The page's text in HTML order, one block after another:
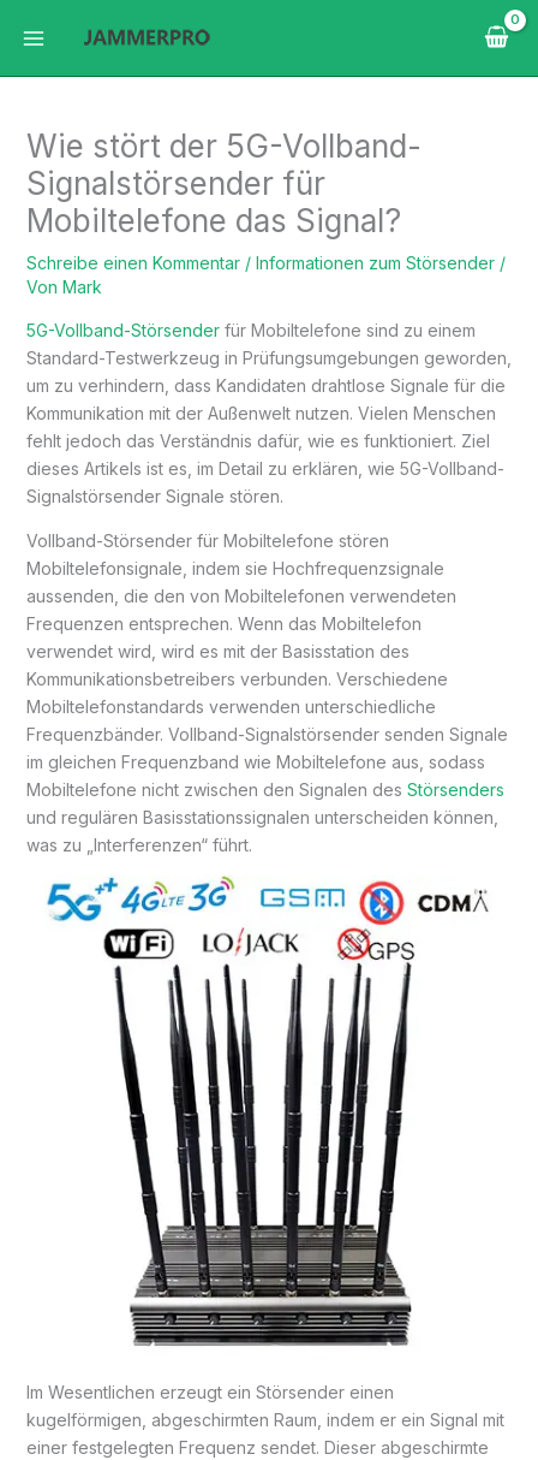
Inhalt
Wie stört der 5G-Vollband-
Signalstörsender für
Mobiltelefone das Signal?
Schreibe einen Kommentar / Informationen zum Störsender/
Von Mark
5G-Vollband-Störsenderfür Mobiltelefone sind zu einem
Standard-Testwerkzeug in Prüfungsumgebungen geworden,
um zu verhindern, dass Kandidaten drahtlose Signale für die
Kommunikation mit der Außenwelt nutzen. Vielen Menschen
fehlt jedoch das Verständnis dafür, wie es funktioniert. Ziel
dieses Artikels ist es, im Detail zu erklären, wie 5G-Vollband-
Signalstörsender Signale stören.
Vollband-Störsender für Mobiltelefone stören
Mobiltelefonsignale, indem sie Hochfrequenzsignale
aussenden, die den von Mobiltelefonen verwendeten
Frequenzen entsprechen. Wenn das Mobiltelefon
verwendet wird, wird es mit der Basisstation des
Kommunikationsbetreibers verbunden. Verschiedene
Mobiltelefonstandards verwenden unterschiedliche
Frequenzbänder. Vollband-Signalstörsender senden Signale
im gleichen Frequenzband wie Mobiltelefone aus, sodass
Mobiltelefone nicht zwischen den Signalen des Störsenders
und regulären Basisstationssignalen unterscheiden können,
was zu „Interferenzen“ führt.
Im Wesentlichen erzeugt ein Störsender einen
kugelförmigen, abgeschirmten Raum, indem er ein Signal mit
einer festgelegten Frequenz sendet. Dieser abgeschirmte